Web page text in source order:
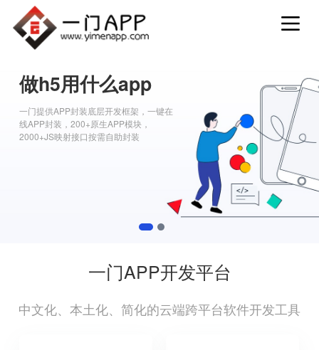
做h5用什么app
一门提供APP封装底层开发框架，一键在
线APP封装，200+原生APP模块，
2000+JS映射接口按需自助封装
1 2
一门APP开发平台
中文化、本土化、简化的云端跨平台软件开发工具